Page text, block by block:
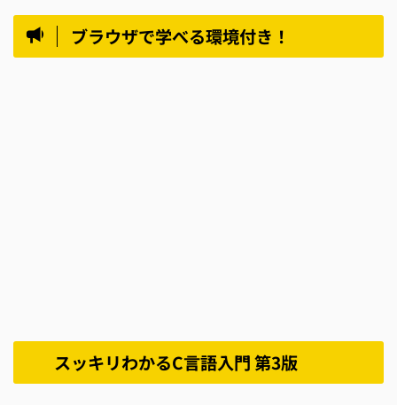
ブラウザで学べる環境付き！
スッキリわかるC言語入門 第3版